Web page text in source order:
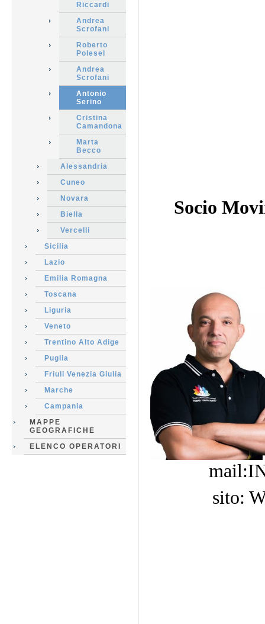
Riccardi
Andrea
Scrofani
Roberto
Polesel
Andrea
Scrofani
Antonio
Serino
Cristina
Camandona
Marta
Becco
Alessandria
Cuneo
Novara
Biella
Vercelli
Sicilia
Lazio
Emilia Romagna
Toscana
Liguria
Veneto
Trentino Alto Adige
Puglia
Friuli Venezia Giulia
Marche
Campania
MAPPE
GEOGRAFICHE
ELENCO OPERATORI
Socio
sito: